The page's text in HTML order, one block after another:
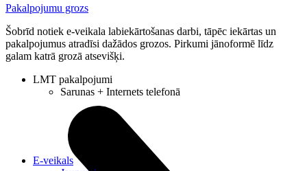
Pakalpojumu grozs
Šobrīd notiek e-veikala labiekārtošanas darbi, tāpēc iekārtas un
pakalpojumus atradīsi dažādos grozos. Pirkumi jānoformē līdz
galam katrā grozā atsevišķi.
LMT pakalpojumi
Sarunas + Internets telefonā
E-veikals